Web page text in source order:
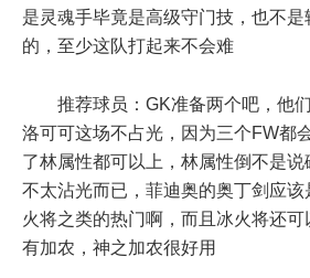
是灵魂手毕竟是高级守门技，也不是
的，至少这队打起来不会难
推荐球员：GK准备两个吧，他
洛可可这场不占光，因为三个FW都
了林属性都可以上，林属性倒不是
不太沾光而已，菲迪奥的奥丁剑应
火将之类的热门啊，而且冰火将还
有加农，神之加农很好用